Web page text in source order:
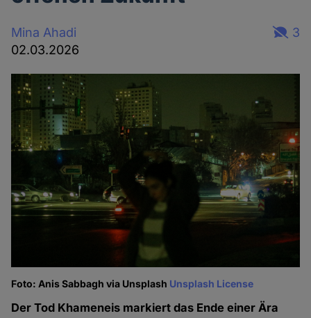
Mina Ahadi
02.03.2026
3
Foto: Anis Sabbagh via Unsplash Unsplash License
Der Tod Khameneis markiert das Ende einer Ära